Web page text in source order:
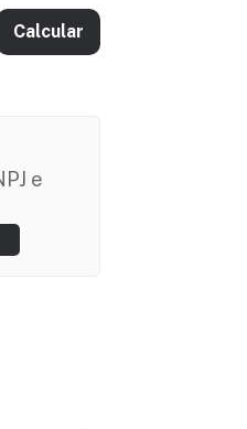
Calcular
e